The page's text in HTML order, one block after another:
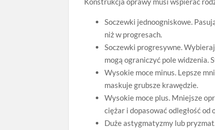
Soczewki jednoogniskowe.
niż w progresach.
Soczewki progresywne.
mogą ograniczyć pole widzenia.
Wysokie moce minus. Lepsze
maskuje grubsze krawędzie.
Wysokie moce plus. Mniejsze
ciężar i dopasować odległość od
Duże astygmatyzmy lub